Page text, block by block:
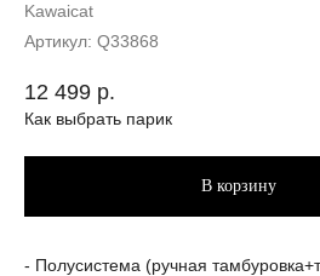
Kawaicat
Артикул: Q33868
12 499 р.
Как выбрать парик
В корзину
- Полусистема (ручная